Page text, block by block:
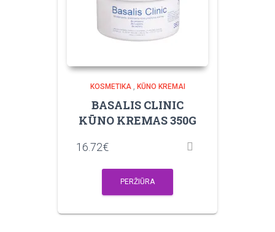
KOSMETIKA, KŪNO KREMAI
BASALIS CLINIC
KŪNO KREMAS 350G
16.72€
PERŽIŪRA